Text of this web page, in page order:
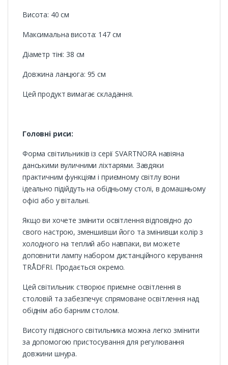
Висота: 40 см
Максимальна висота: 147 см
Діаметр тіні: 38 см
Довжина ланцюга: 95 см
Цей продукт вимагає складання.
Головні риси:
Форма світильників із серії SVARTNORA навіяна
данськими вуличними ліхтарями. Завдяки
практичним функціям і приємному світлу вони
ідеально підійдуть на обідньому столі, в домашньому
офісі або у вітальні.
Якщо ви хочете змінити освітлення відповідно до
свого настрою, зменшивши його та змінивши колір з
холодного на теплий або навпаки, ви можете
доповнити лампу набором дистанційного керування
TRÅDFRI. Продається окремо.
Цей світильник створює приємне освітлення в
столовій та забезпечує спрямоване освітлення над
обіднім або барним столом.
Висоту підвісного світильника можна легко змінити
за допомогою пристосування для регулювання
довжини шнура.